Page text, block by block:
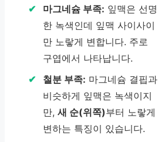
마그네슘 부족: 잎맥은 선명
한 녹색인데 잎맥 사이사이
만 노랗게 변합니다. 주로
구엽에서 나타납니다.
철분 부족: 마그네슘 결핍과
비슷하게 잎맥은 녹색이지
만, 새 순(위쪽)부터 노랗게
변하는 특징이 있습니다.